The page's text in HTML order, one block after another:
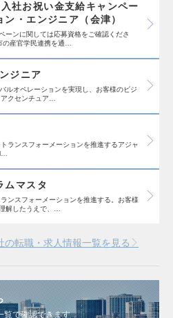
社お祝い金支給キャンペー
・エンジニア（会津）
ンに関しては応募資格をご確認くださ
産官学民連携を通…
ジニア
ルオペレーションを実現し、お客様のビジ
クセンチュア…
ランスフォーメーションを推進するアジャ
ムマスタ
ンスフォーメーションを推進する。お客様
解したうえで、…
の転職・求人情報一覧を見る
覧で確認できます